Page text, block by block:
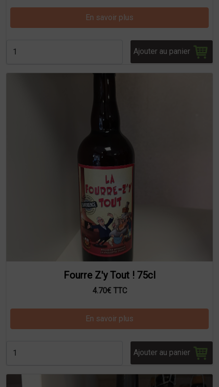
En savoir plus
Ajouter au panier
Fourre Z'y Tout ! 75cl
4.70€ TTC
En savoir plus
Ajouter au panier